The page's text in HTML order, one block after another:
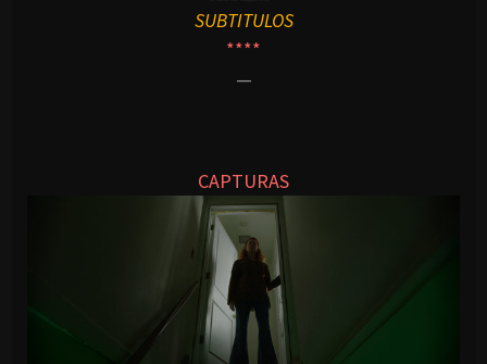
SUBTITULOS
****
—
CAPTURAS